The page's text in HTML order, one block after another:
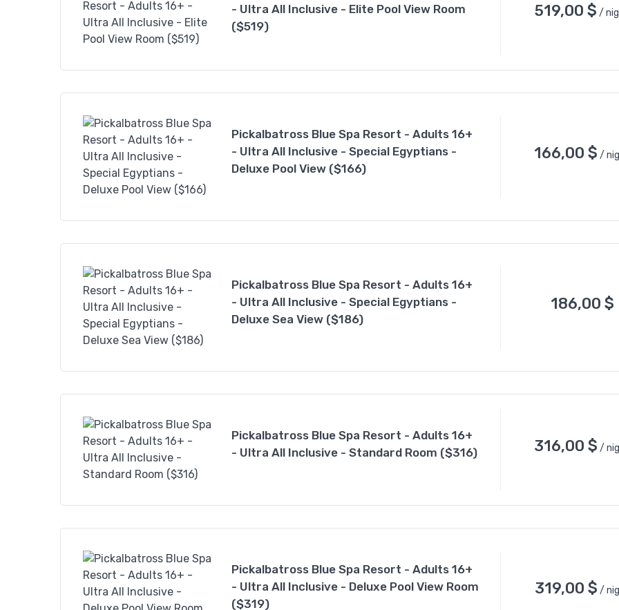
- Ultra All Inclusive - Elite Pool View Room
($519)
519,00$ /
Pickalbatross Blue Spa Resort - Adults 16+
- Ultra All Inclusive - Special Egyptians -
Deluxe Pool View ($166)
166,00$ /
Pickalbatross Blue Spa Resort - Adults 16+
- Ultra All Inclusive - Special Egyptians -
Deluxe Sea View ($186)
186,00 $
Pickalbatross Blue Spa Resort - Adults 16+
- Ultra All Inclusive - Standard Room ($316)
316,00$ /
Pickalbatross Blue Spa Resort - Adults 16+
- Ultra All Inclusive - Deluxe Pool View Room
($319)
319,00 $ /